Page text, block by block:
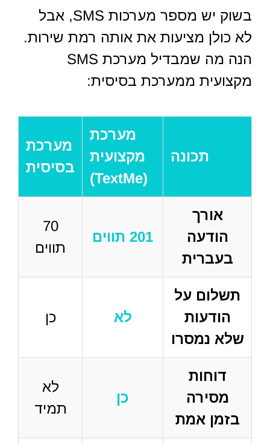
בשוק יש מספר מערכות SMS, אבל
לא כולן מציעות את אותה רמת שירות.
הנה מה שמבדיל מערכת SMS
מקצועית ממערכת בסיסית:
תכונה
מערכת
מקצועית
(TextMe)
מערכת
בסיסית
אורך
הודעה
בעברית
201 תווים
70
תווים
תשלום על
הודעות
שלא נמסרו
לא כן
דוחות
מסירה
בזמן אמת
כן
לא
תמיד